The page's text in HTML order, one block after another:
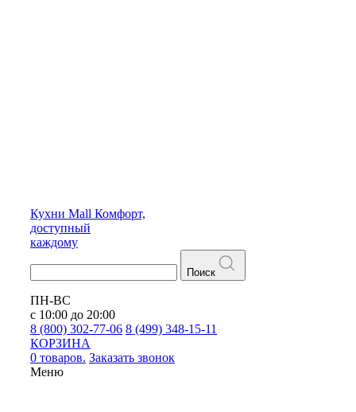
Кухни Mall Комфорт,
доступный
каждому
Поиск
ПН-ВС
с 10:00 до 20:00
8 (800) 302-77-06 8 (499) 348-15-11
КОРЗИНА
0 товаров. Заказать звонок
Меню